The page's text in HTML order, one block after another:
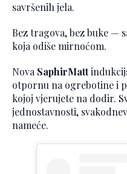
savršenih jela.
Bez tragova, bez buke —
koja odiše mirnoćom.
NovaSaphirMatt
otpornu na ogrebotine i
kojoj vjerujete na dodir.
jednostavnosti,
nameće.